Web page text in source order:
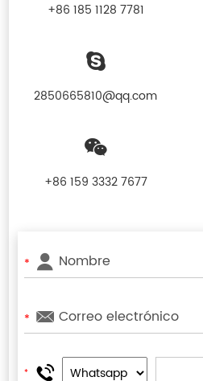
+86 185 1128 7781
2850665810@qq.com
+86 159 3332 7677
*
*
*